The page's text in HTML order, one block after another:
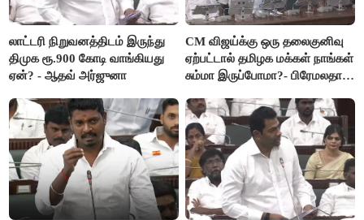
லாட்டரி நிறுவனத்திடம் இருந்து
திமுக ரூ.900 கோடி வாங்கியது
ஏன்? - ஆதவ் அர்ஜுனா
CM விஜய்க்கு ஒரு தலைகுனிவு
ஏற்பட்டால் தமிழக மக்கள் நாங்கள்
சும்மா இருப்போமா?- பிரேமலதா